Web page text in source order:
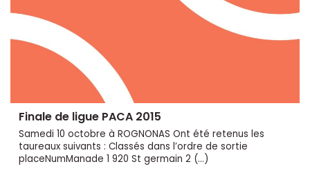
Finale de ligue PACA 2015
Samedi 10 octobre à ROGNONAS Ont été retenus les
taureaux suivants : Classés dans l’ordre de sortie
placeNumManade 1 920 St germain 2 (…)